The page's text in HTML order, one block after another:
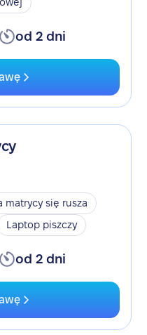
od 2 dni
matrycy się rusza
Laptop piszczy
od 2 dni